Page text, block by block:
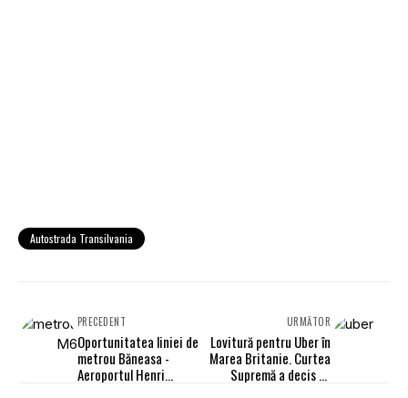
Autostrada Transilvania
PRECEDENT
Oportunitatea liniei de
metrou Băneasa -
Aeroportul Henri
URMĂTOR
Lovitură pentru Uber în
Marea Britanie. Curtea
Supremă a decis că